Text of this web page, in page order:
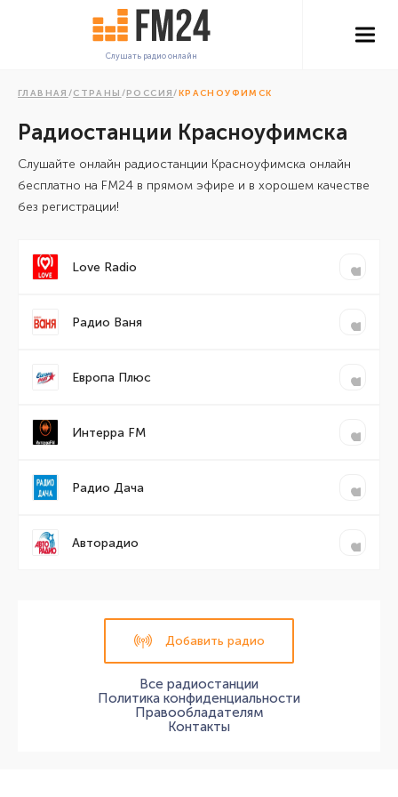
Слушать радио онлайн
ГЛАВНАЯ /СТРАНЫ /РОССИЯ/КРАСНОУФИМСК
Радиостанции Красноуфимска
Cлушайте онлайн радиостанции Красноуфимска онлайн
бесплатно на FM24 в прямом эфире и в хорошем качестве
без регистрации!
Love Radio
Радио Ваня
Европа Плюс
Интерра FM
Радио Дача
Авторадио
Добавить радио
Все радиостанции
Политика конфиденциальности
Правообладателям
Контакты